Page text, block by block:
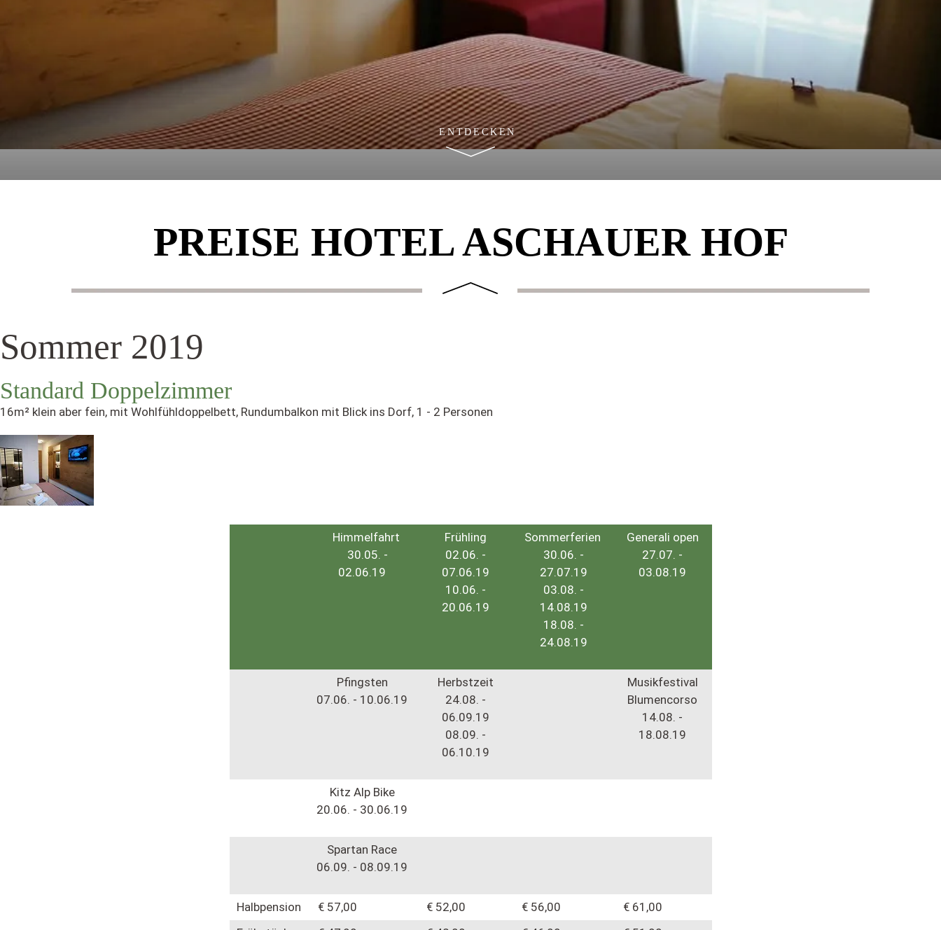
ENTDECKEN
PREISE HOTEL ASCHAUER HOF
Sommer 2019
Standard Doppelzimmer
16m² klein aber fein, mit Wohlfühldoppelbett, Rundumbalkon mit Blick ins Dorf, 1 - 2 Personen
Himmelfahrt
30.05. -
02.06.19
Frühling
02.06. -
07.06.19
10.06. -
20.06.19
Sommerferien
30.06. -
27.07.19
03.08. -
14.08.19
18.08. -
24.08.19
Generali open
27.07. -
03.08.19
Pfingsten
07.06. - 10.06.19
Herbstzeit
24.08. -
06.09.19
08.09. -
06.10.19
Musikfestival
Blumencorso
14.08. -
18.08.19
Kitz Alp Bike
20.06. - 30.06.19
Spartan Race
06.09. - 08.09.19
Halbpension € 57,00 € 52,00 € 56,00
€ 61,00